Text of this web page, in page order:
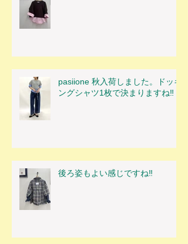
pasiione 秋入荷しました。ドッキ
ングシャツ1枚で決まりますね‼
後ろ姿もよい感じですね‼